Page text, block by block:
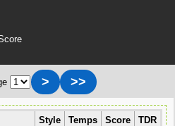
> >>
Style Temps Score
TDR